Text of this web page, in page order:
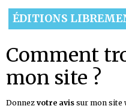
ÉDITIONS
Comment
mon site ?
Donnez votre avis sur mon site